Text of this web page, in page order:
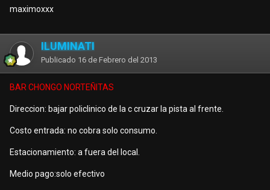
maximoxxx
ILUMINATI
Publicado 16 de Febrero del 2013
BAR CHONGO NORTEÑITAS
Direccion: bajar policlinico de la c cruzar la pista al frente.
Costo entrada: no cobra solo consumo.
Estacionamiento: a fuera del local.
Medio pago:solo efectivo